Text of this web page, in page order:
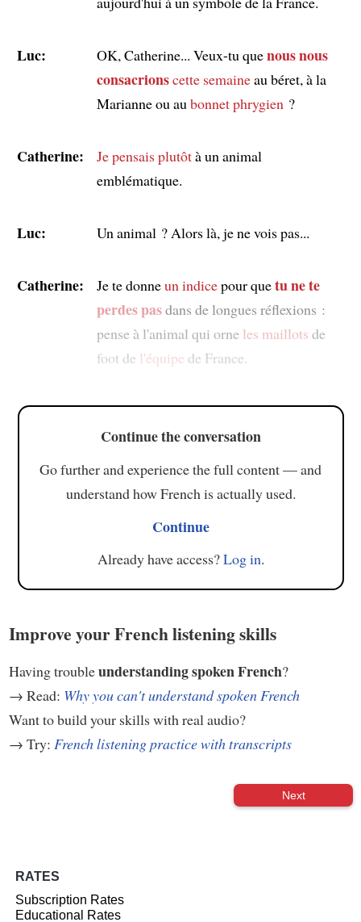
Luc: OK, Catherine... Veux-tu quenous nous
consacrionscette semaineau béret, à la
Marianne ou au bonnet phrygien ?
Catherine: Je pensaisplutôtà un animal
emblématique.
Luc: Un animal ? Alors là, je ne vois pas...
Catherine: Je te donneun indicepour quetu ne te
perdes pasdans de longues réflexions :
pense à l'animal qui orne les maillots de
foot de l'équipe de France.
Continue the conversation
Go further and experience the full content — and
understand how French is actually used.
Continue
Already have access?Log in.
Improve your French listening skills
Having troubleunderstanding spoken French?
→ Read: Why you can't understand spoken French
Want to build your skills with real audio?
→ Try: French listening practice with transcripts
Next
RATES
Subscription Rates
Educational Rates